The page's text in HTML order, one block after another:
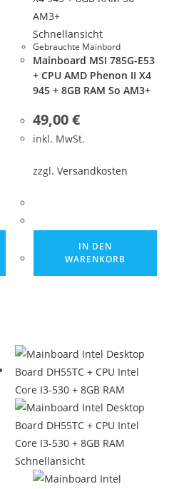
Schnellansicht
Gebrauchte Mainbord
Mainboard MSI 785G-E53
+ CPU AMD Phenon II X4
945 + 8GB RAM So AM3+
49,00€
inkl. MwSt.
zzgl.Versandkosten
IN DEN
WARENKORB
Schnellansicht